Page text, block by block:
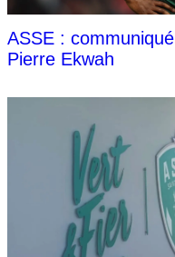
ASSE :
Pierre Ekwah